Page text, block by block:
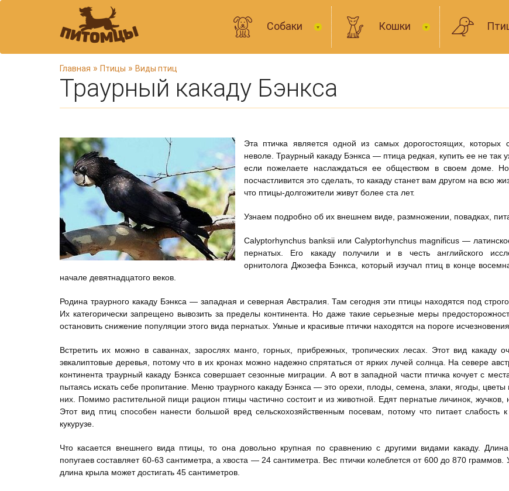
Собаки Кошки
В
ы
з
д
с
ь
Главная » Птицы » Виды птиц
Траурный какаду Бэнкса
Эта птичка является одной из самых дорогостоящих, которых
неволе. Траурный какаду Бэнкса — птица редкая, купить ее не так
если пожелаете наслаждаться ее обществом в своем доме.
посчастливится это сделать, то какаду станет вам другом на всю
что птицы-долгожители живут более ста лет.
Узнаем подробно об их внешнем виде, размножении, повадках,
Calyptorhynchus banksii или Calyptorhynchus magnificus —
пернатых. Его какаду получили и в честь английского
орнитолога Джозефа Бэнкса, который изучал птиц в конце
начале девятнадцатого веков.
Родина траурного какаду Бэнкса — западная и северная Австралия. Там сегодня эти птицы находятся под
Их категорически запрещено вывозить за пределы континента. Но даже такие серьезные меры
остановить снижение популяции этого вида пернатых. Умные и красивые птички находятся на пороге исчезновения.
Встретить их можно в саваннах, зарослях манго, горных, прибрежных, тропических лесах. Этот вид какаду
эвкалиптовые деревья, потому что в их кронах можно надежно спрятаться от ярких лучей солнца. На севере
континента траурный какаду Бэнкса совершает сезонные миграции. А вот в западной части птичка кочует с
пытаясь искать себе пропитание. Меню траурного какаду Бэнкса — это орехи, плоды, семена, злаки, ягоды, цветы
них. Помимо растительной пищи рацион птицы частично состоит и из животной. Едят пернатые личинок, жучков,
Этот вид птиц способен нанести большой вред сельскохозяйственным посевам, потому что питает слабость
кукурузе.
Что касается внешнего вида птицы, то она довольно крупная по сравнению с другими видами какаду.
попугаев составляет 60-63 сантиметра, а хвоста — 24 сантиметра. Вес птички колеблется от 600 до 870 граммов.
длина крыла может достигать 45 сантиметров.